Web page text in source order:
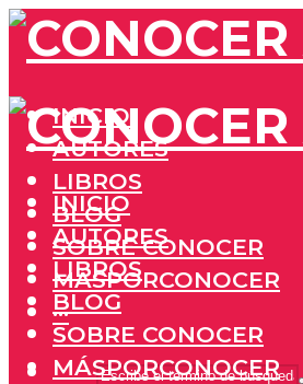
INICIO
AUTORES
LIBROS
BLOG
SOBRE CONOCER
MÁSPORCONOCER
···
INICIO
AUTORES
LIBROS
BLOG
SOBRE CONOCER
MÁSPORCONOCER